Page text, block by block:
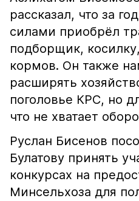
рассказал, что за
силами приобрёл
подборщик,
кормов. Он также
расширять
поголовье КРС, но
что не хватает
Руслан Бисенов
Булатову принять
конкурсах на
Минсельхоза для